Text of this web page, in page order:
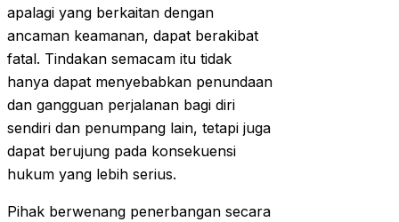
apalagi yang berkaitan dengan
ancaman keamanan, dapat berakibat
fatal. Tindakan semacam itu tidak
hanya dapat menyebabkan penundaan
dan gangguan perjalanan bagi diri
sendiri dan penumpang lain, tetapi juga
dapat berujung pada konsekuensi
hukum yang lebih serius.
Pihak berwenang penerbangan secara